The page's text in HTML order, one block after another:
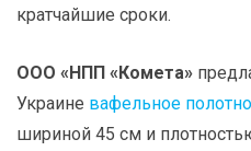
кратчайшие сроки.
ООО «НПП «Комета»
Украине вафельное
шириной 45 см и